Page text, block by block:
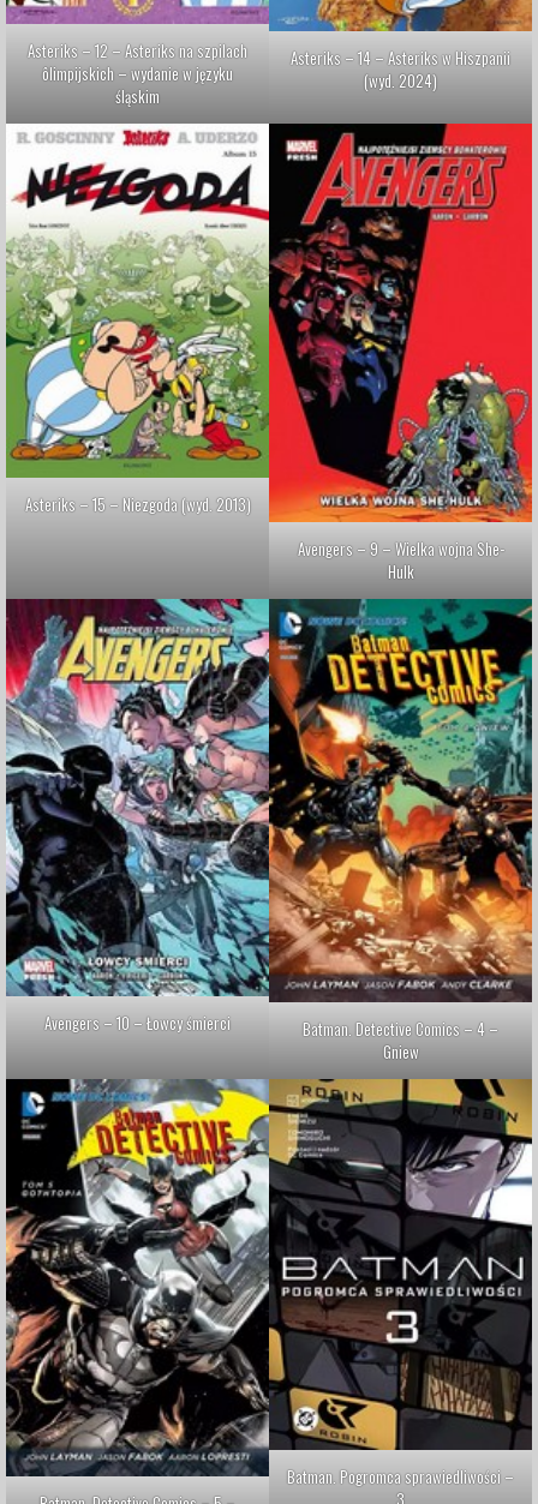
Asteriks – 12 – Asteriks na szpilach
ôlimpijskich – wydanie w języku
śląskim
Asteriks – 14 – Asteriks w Hiszpanii
(wyd. 2024)
Asteriks – 15 – Niezgoda (wyd. 2013)
Avengers – 9 – Wielka wojna She-
Hulk
Avengers – 10 – Łowcy śmierci
Batman. Detective Comics – 4 –
Gniew
Batman. Pogromca sprawiedliwości –